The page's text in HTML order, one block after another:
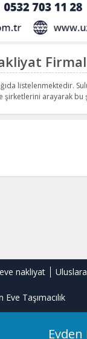
listelenmektedir.
şirketlerini arayarak
nakliyat
Eve Taşımacılık
Evden